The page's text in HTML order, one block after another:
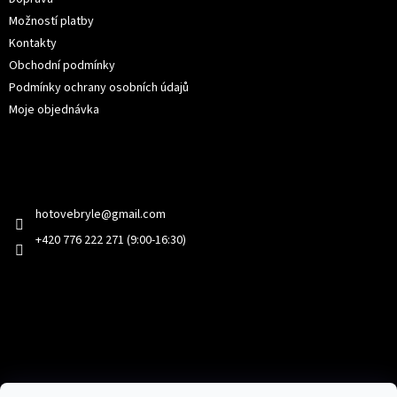
Možností platby
Kontakty
Obchodní podmínky
Podmínky ochrany osobních údajů
Moje objednávka
hotovebryle@gmail.com
+420 776 222 271 (9:00-16:30)